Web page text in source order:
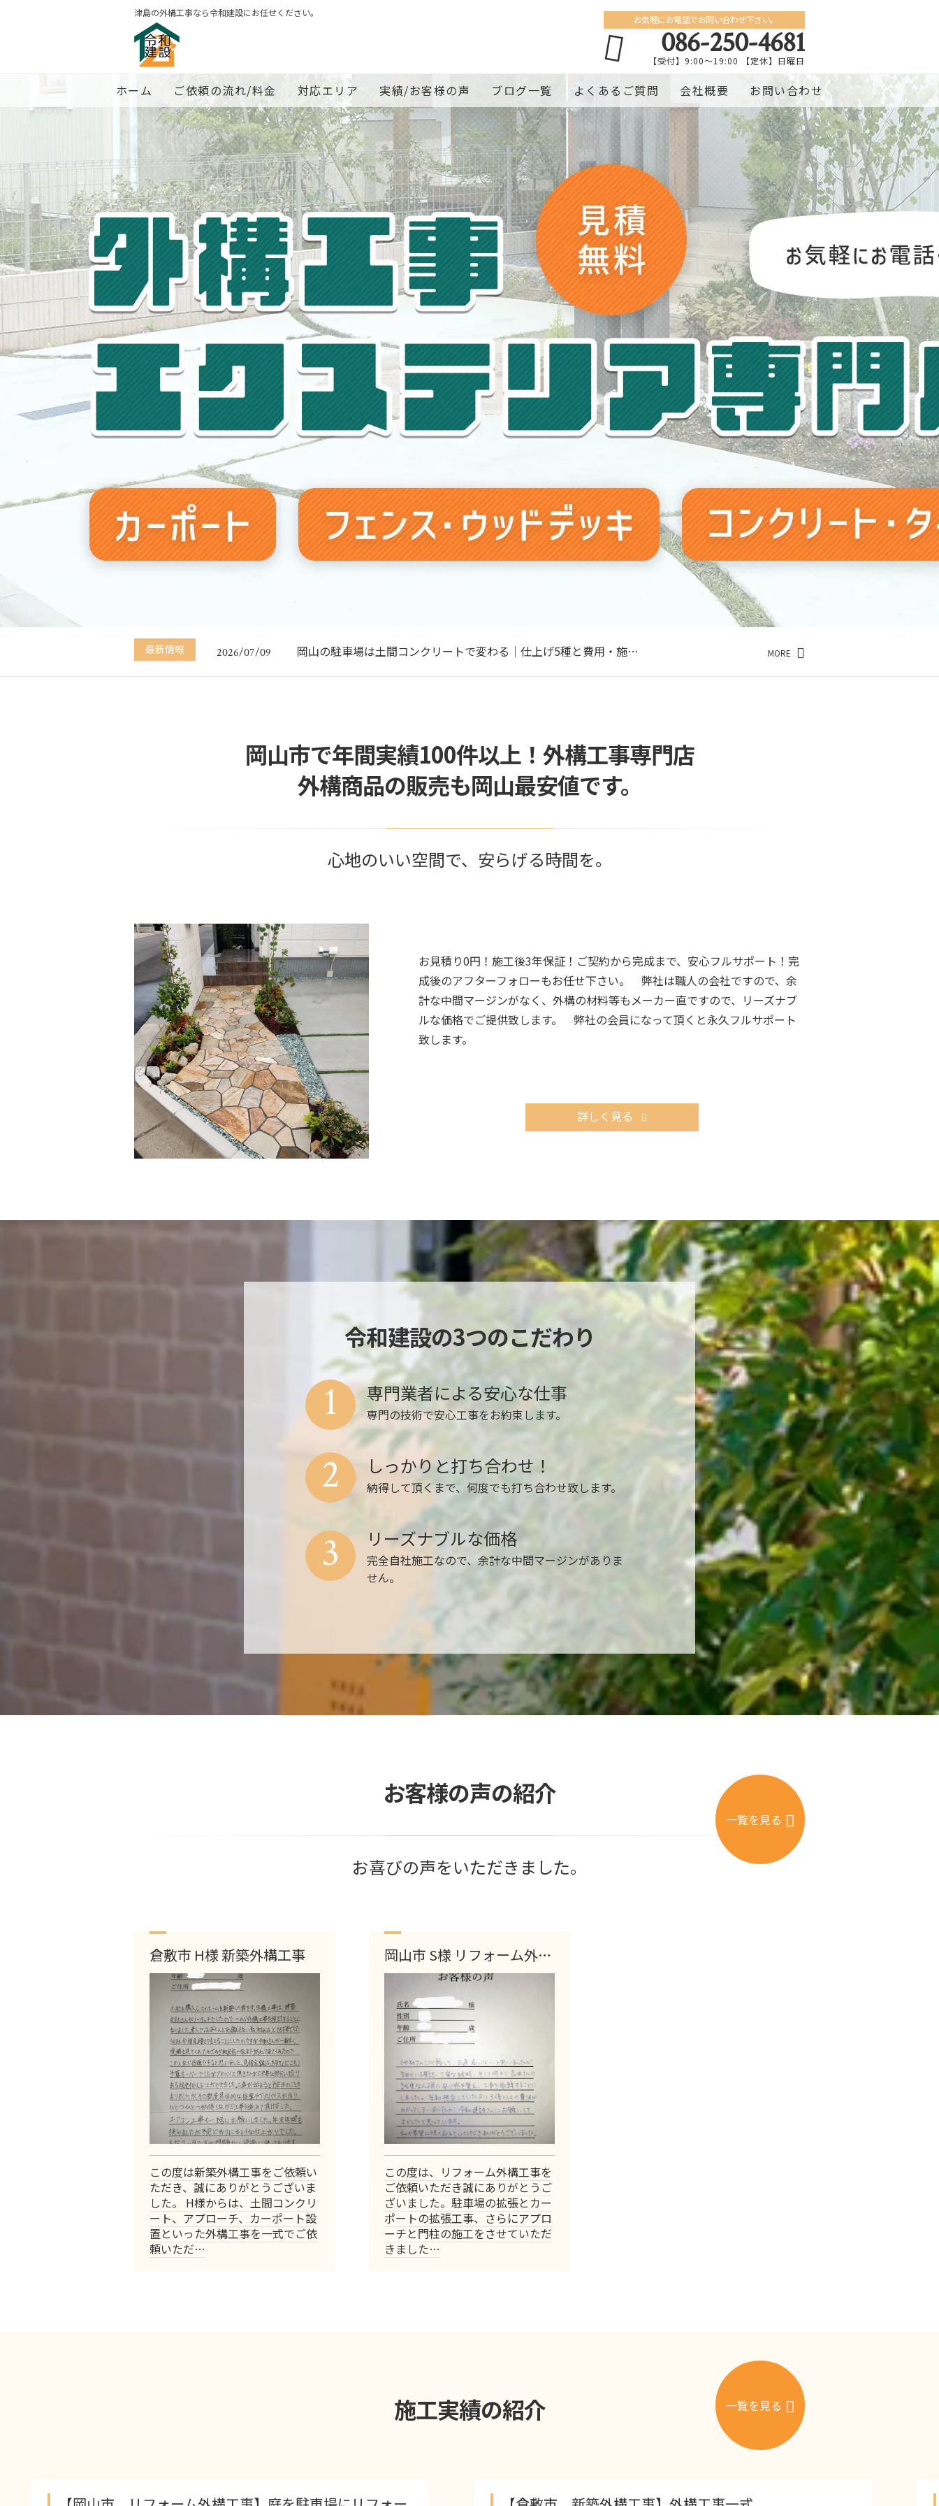
津島の外構工事なら令和建設にお任せください。
お気軽にお電話でお問い合わせ下さい。
086-250-4681
【受付】9:00〜19:00 【定休】日曜日
ホーム ご依頼の流れ/料金 対応エリア 実績/お客様の声 ブログ一覧 よくあるご質問 会社概要 お問い合わせ
最新情報 2026/07/09 岡山の駐車場は土間コンクリートで変わる｜仕上げ5種と費用・施…
2026/07/10 【無料・入力不要】外構工事の費用がその場でわかる！かんたん…
MORE
岡山市で年間実績100件以上！外構工事専門店
外構商品の販売も岡山最安値です。
心地のいい空間で、安らげる時間を。
お見積り0円！施工後3年保証！ご契約から完成まで、安心フルサポート！完
成後のアフターフォローもお任せ下さい。 弊社は職人の会社ですので、余
計な中間マージンがなく、外構の材料等もメーカー直ですので、リーズナブ
ルな価格でご提供致します。 弊社の会員になって頂くと永久フルサポート
致します。
詳しく見る
令和建設の3つのこだわり
専門業者による安心な仕事
専門の技術で安心工事をお約束します。
1
しっかりと打ち合わせ！
納得して頂くまで、何度でも打ち合わせ致します。
2
リーズナブルな価格
完全自社施工なので、余計な中間マージンがありま
せん。
3
お客様の声の紹介
お喜びの声をいただきました。
一覧を見る
倉敷市 H様 新築外構工事
この度は新築外構工事をご依頼い
ただき、誠にありがとうございま
した。 H様からは、土間コンクリ
ート、アプローチ、カーポート設
置といった外構工事を一式でご依
頼いただ…
岡山市 S様 リフォーム外構
工事
この度は、リフォーム外構工事を
ご依頼いただき誠にありがとうご
ざいました。駐車場の拡張とカー
ポートの拡張工事、さらにアプロ
ーチと門柱の施工をさせていただ
きました…
施工実績の紹介 一覧を見る